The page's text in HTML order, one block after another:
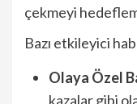
çekmeyi
Bazı etkileyici
Olaya Özel
kazalar gibi